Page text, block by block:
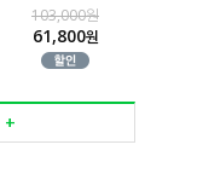
103,000원
61,800원
+